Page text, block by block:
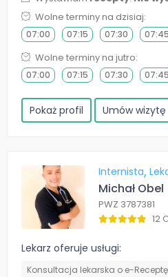
Wolne terminy na dzisiaj:
07:00 07:15 07:30 07:45
Wolne terminy na jutro:
07:00 07:15 07:30 07:45
Pokaż profil Umów wizytę
Internista
Michał Obel
PWZ 3787381
12
Lekarz oferuje usługi:
Konsultacja lekarska o e-